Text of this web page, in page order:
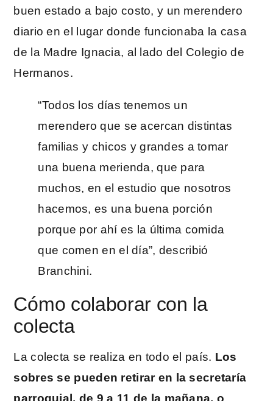
buen estado a bajo costo, y un merendero
diario en el lugar donde funcionaba la casa
de la Madre Ignacia, al lado del Colegio de
Hermanos.
“Todos los días tenemos un
merendero que se acercan distintas
familias y chicos y grandes a tomar
una buena merienda, que para
muchos, en el estudio que nosotros
hacemos, es una buena porción
porque por ahí es la última comida
que comen en el día”, describió
Branchini.
Cómo colaborar con la
colecta
La colecta se realiza en todo el país. Los
sobres se pueden retirar en la secretaría
parroquial, de 9 a 11 de la mañana, o